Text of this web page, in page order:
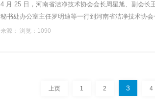
4 月 25 日，河南省洁净技术协会会长周星旭、副会长
秘书处办公室主任罗明迪等一行到河南省洁净技术协
来源： 浏览：1090
上页 1 2 3 4